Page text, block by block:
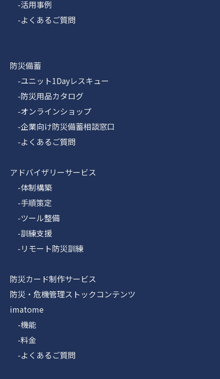
-活用事例
-よくあるご質問
防災備蓄
-ユニット1Dayレスキュー
-防災用品カタログ
-オンラインショップ
-企業向け防災備蓄相談窓口
-よくあるご質問
アドバイザリーサービス
-体制構築
-手順策定
-ツール整備
-訓練支援
-リモート防災訓練
防災カード制作サービス
防災・危機管理ストックコンテンツ
imatome
-機能
-料金
-よくあるご質問